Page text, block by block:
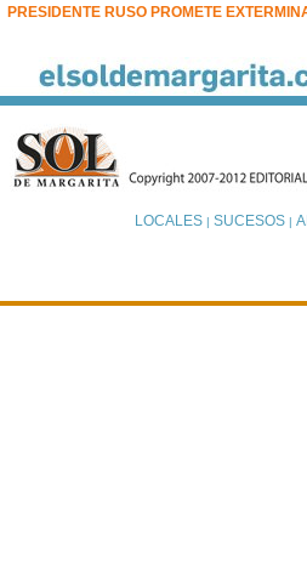
PRESIDENTE RUSO PROMETE
LOCALES| SUCESOS|